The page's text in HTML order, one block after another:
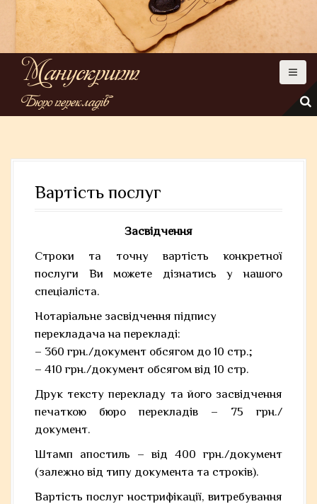
Манускрипт
Бюро перекладів
Вартість послуг
Засвідчення
Строки та точну вартість конкретної
послуги Ви можете дізнатись у нашого
спеціаліста.
Нотаріальне засвідчення підпису
перекладача на перекладі:
– 360 грн./документ обсягом до 10 стр.;
– 410 грн./документ обсягом від 10 стр.
Друк тексту перекладу та його засвідчення
печаткою бюро перекладів – 75 грн./
документ.
Штамп апостиль – від 400 грн./документ
(залежно від типу документа та строків).
Вартість послуг нострифікації, витребування